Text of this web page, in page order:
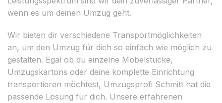
wenn es um deinen Umzug geht.
Wir bieten dir verschiedene Transportmöglichkeiten
an, um den Umzug für dich so einfach wie möglich zu
gestalten. Egal ob du einzelne Möbelstücke,
Umzugskartons oder deine komplette Einrichtung
transportieren möchtest, Umzugsprofi Schmitt hat die
passende Lösung für dich. Unsere erfahrenen